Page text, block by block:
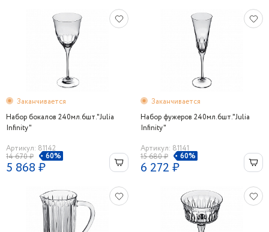
Заканчивается
Набор бокалов 240мл.6шт."Julia
Infinity"
Артикул: 81142
14 670 ₽
60%
5 868 ₽
Заканчивается
Набор фужеров 240мл.6шт."Julia
Infinity"
Артикул: 81141
15 680 ₽
60%
6 272 ₽